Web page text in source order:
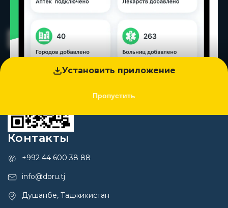
Установить приложение
Пропустить
Контакты
+992 44 600 38 88
info@doru.tj
Душанбе, Таджикистан